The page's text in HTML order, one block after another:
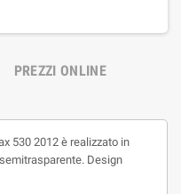
PREZZI ONLINE
530 2012 è realizzato in
Design